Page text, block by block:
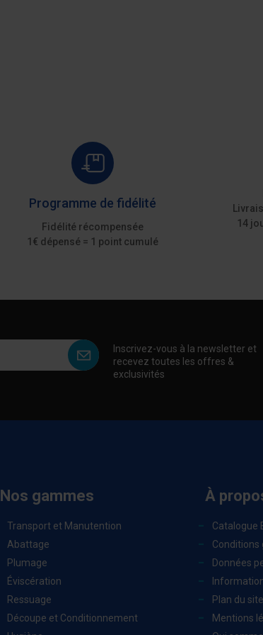
Programme de fidélité
Fidélité récompensée
1€ dépensé = 1 point cumulé
14
Inscrivez-vous à la newsletter et
recevez toutes les offres &
exclusivités
Nos gammes
Transport et Manutention
Abattage
Plumage
Éviscération
Ressuage
Découpe et Conditionnement
À
Catalogue
Conditions
Données
Plan du site
Mentions